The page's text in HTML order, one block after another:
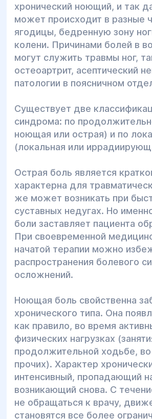
хронический ноющий, и так
может происходит в разные
ягодицы, бедренную зону
колени. Причинами болей в
могут служить травмы ног,
остеоартрит, асептический
патологии в поясничном
Существует две
синдрома: по
ноющая или острая) и по
(локальная или
Острая боль является
характерна для
же может возникать при
суставных недугах. Но
боли заставляет пациента
При своевременной
начатой терапии можно
распространения болевого
осложнений.
Ноющая боль свойственна
хронического типа. Она
как правило, во время
физических нагрузках
продолжительной ходьбе,
прочих). Характер
интенсивный, пропадающий
возникающий снова. С
не обращаться к врачу,
становятся все более